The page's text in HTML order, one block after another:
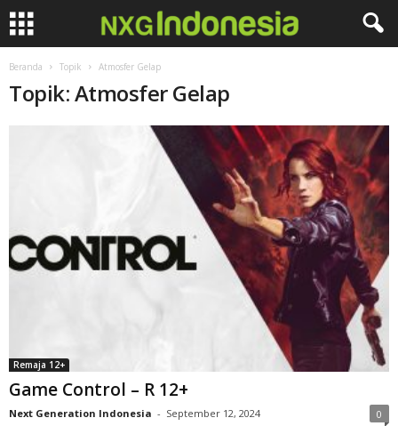
Beranda Topik Atmosfer Gelap
Topik: Atmosfer Gelap
Remaja 12+
Game Control – R 12+
Next Generation Indonesia - September 12, 2024 0